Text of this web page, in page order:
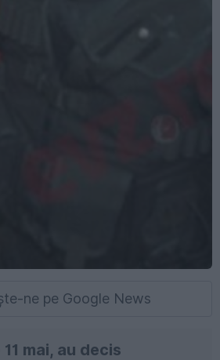
ne pe Google News
mai, au decis